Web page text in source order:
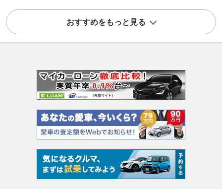
おすすめをもっと見る